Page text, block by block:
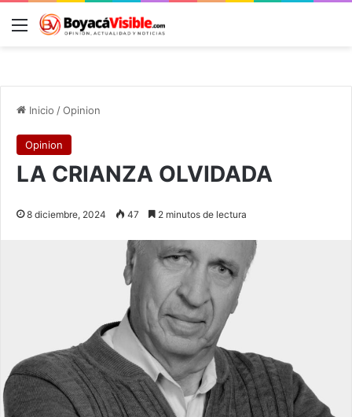
Menú
Inicio /Opinion
Opinion
LA CRIANZA OLVIDADA
8 diciembre, 2024 47 2 minutos de lectura